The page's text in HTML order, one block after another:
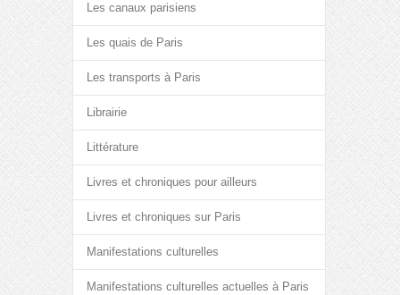
Les canaux parisiens
Les quais de Paris
Les transports à Paris
Librairie
Littérature
Livres et chroniques pour ailleurs
Livres et chroniques sur Paris
Manifestations culturelles
Manifestations culturelles actuelles à Paris